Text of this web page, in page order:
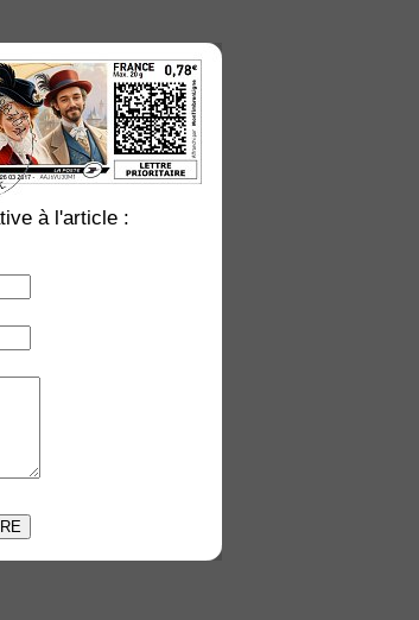
à l'article :